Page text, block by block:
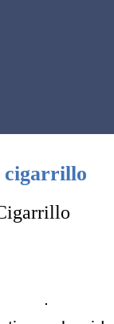
cigarrillo